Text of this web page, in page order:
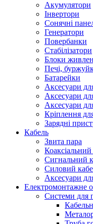
Акумулятори
Інвертори
Сонячні
Генератори
Повербанки
Стабілізатори
Блоки
Печі,
Батарейки
Аксесуари
Аксесуари
Аксесуари
Кріплення
Зарядні
Кабель
Звита пара
Коаксіальний
Сигнальний
Силовий
Аксесуари
Електромонтажне
Системи для